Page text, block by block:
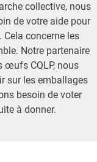
collective, nous
de votre aide pour
concerne les
Notre partenaire
œufs CQLP, nous
sur les emballages
besoin de voter
à donner.